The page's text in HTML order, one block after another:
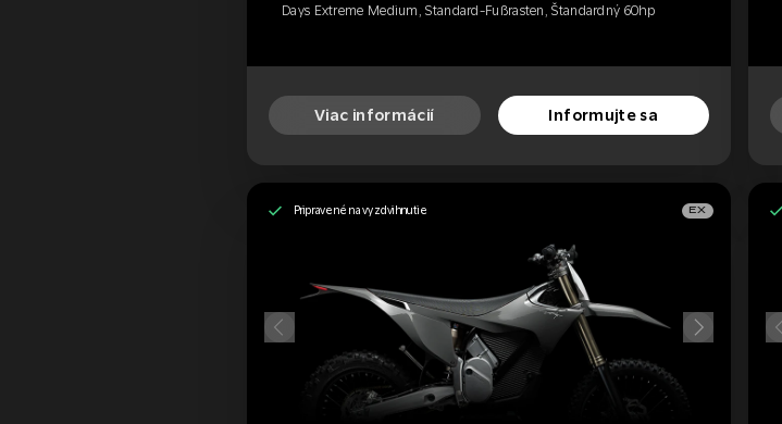
Days Extreme Medium, Standard-Fußrasten, Štandardný 60hp
Viac informácií Informujte sa
Pripravené na vyzdvihnutie EX